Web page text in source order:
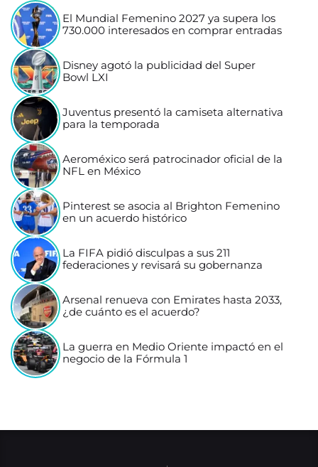
El Mundial Femenino 2027 ya supera los
730.000 interesados en comprar entradas
Disney agotó la publicidad del Super
Bowl LXI
Juventus presentó la camiseta alternativa
para la temporada
Aeroméxico será patrocinador oficial de la
NFL en México
Pinterest se asocia al Brighton Femenino
en un acuerdo histórico
La FIFA pidió disculpas a sus 211
federaciones y revisará su gobernanza
Arsenal renueva con Emirates hasta 2033,
¿de cuánto es el acuerdo?
La guerra en Medio Oriente impactó en el
negocio de la Fórmula 1